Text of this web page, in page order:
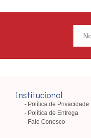
Institucional
Política de Privacidade
Política de Entrega
Fale Conosco